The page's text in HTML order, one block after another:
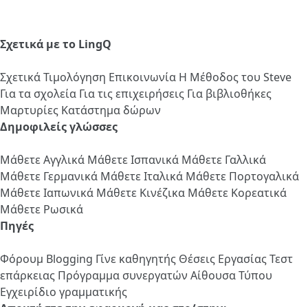
Σχετικά με το LingQ
ΣχετικάΤιμολόγηση Επικοινωνία Η Μέθοδος του Steve
Για τα σχολεία Για τις επιχειρήσεις Για βιβλιοθήκες
Μαρτυρίες Κατάστημα δώρων
Δημοφιλείς γλώσσες
Μάθετε Αγγλικά Μάθετε Ισπανικά Μάθετε Γαλλικά
Μάθετε Γερμανικά Μάθετε Ιταλικά Μάθετε Πορτογαλικά
Μάθετε Ιαπωνικά Μάθετε Κινέζικα Μάθετε Κορεατικά
Μάθετε Ρωσικά
Πηγές
Φόρουμ Blogging Γίνε καθηγητής Θέσεις ΕργασίαςΤεστ
επάρκειας Πρόγραμμα συνεργατών Αίθουσα Τύπου
Εγχειρίδιο γραμματικής